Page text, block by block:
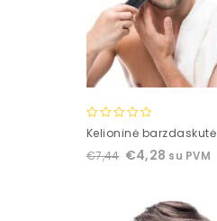
0
of
Kelioninė barzdaskutė
€7,44 €4,28 su PVM